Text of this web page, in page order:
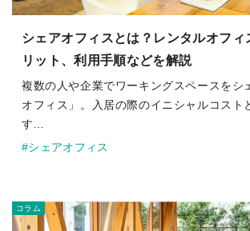
シェアオフィスとは？レンタルオフィ
リット、利用手順などを解説
複数の人や企業でワーキングスペースをシ
オフィス」。入居の際のイニシャルコスト
す…
#シェアオフィス
コラム